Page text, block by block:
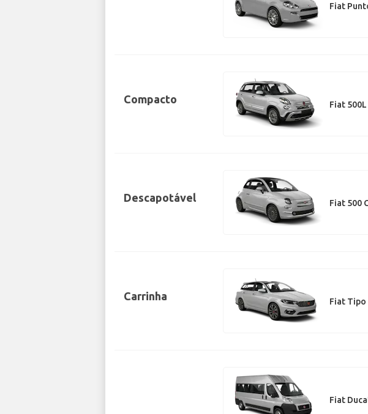
Fiat
Compacto Fiat 500L
Descapotável Fiat 500
Carrinha Fiat Tipo
Fiat